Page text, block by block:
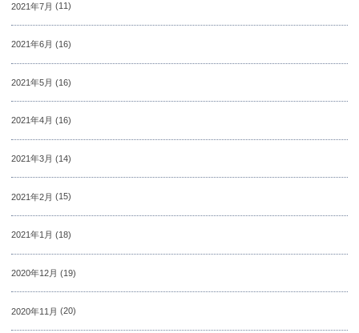
2021年7月 (11)
2021年6月 (16)
2021年5月 (16)
2021年4月 (16)
2021年3月 (14)
2021年2月 (15)
2021年1月 (18)
2020年12月 (19)
2020年11月 (20)